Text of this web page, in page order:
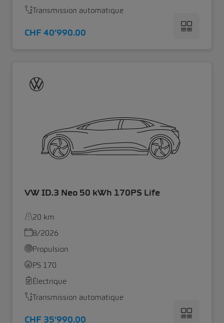
Transmission automatique
CHF 40’990.00
VW ID.3 Neo 50 kWh 170PS Life
20 km
8/2026
Propulsion
PS 170
Électrique
Transmission automatique
CHF 35’990.00